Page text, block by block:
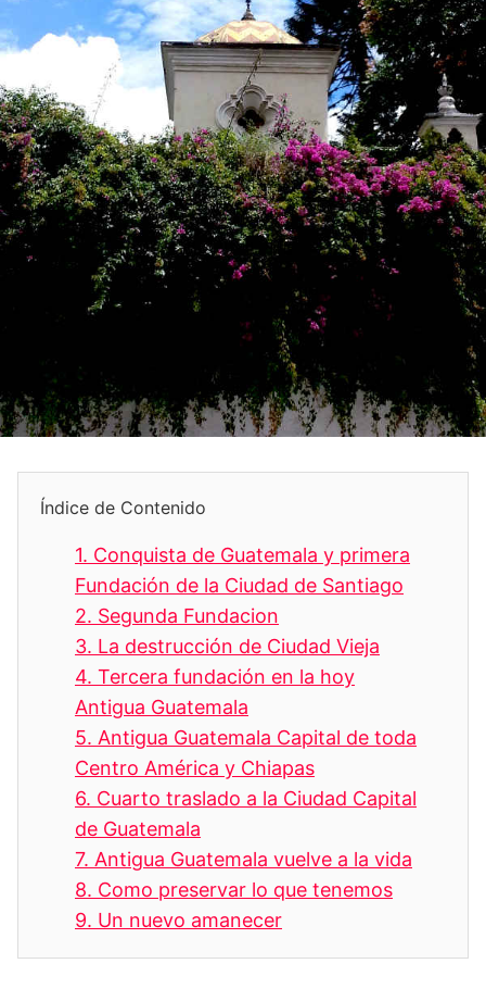
Índice de Contenido
1. Conquista de Guatemala y primera
Fundación de la Ciudad de Santiago
2. Segunda Fundacion
3. La destrucción de Ciudad Vieja
4. Tercera fundación en la hoy
Antigua Guatemala
5. Antigua Guatemala Capital de toda
Centro América y Chiapas
6. Cuarto traslado a la Ciudad Capital
de Guatemala
7. Antigua Guatemala vuelve a la vida
8. Como preservar lo que tenemos
9. Un nuevo amanecer